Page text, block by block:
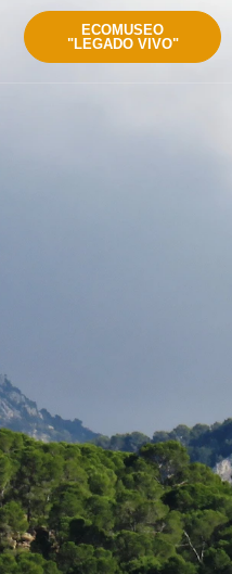
ECOMUSEO
"LEGADO VIVO"